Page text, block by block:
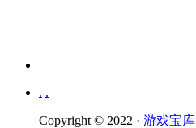
. .
Copyright © 2022 · 游戏宝库